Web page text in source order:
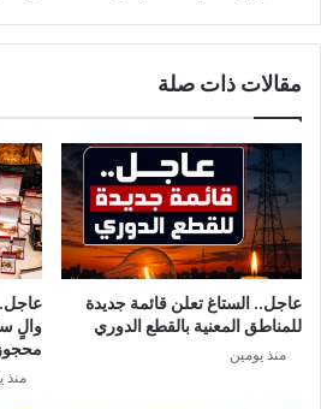
مقالات ذات صلة
عاجل.. الستاغ تعلن قائمة جديدة
للمناطق المعنية بالقطع الدوري
منذ يومين
والٍ
منذ